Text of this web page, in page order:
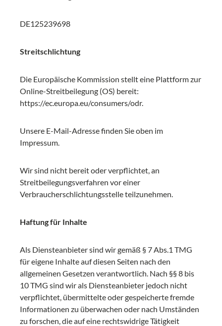
DE125239698
Streitschlichtung
Die Europäische Kommission stellt eine Plattform zur
Online-Streitbeilegung (OS) bereit:
https://ec.europa.eu/consumers/odr.
Unsere E-Mail-Adresse finden Sie oben im
Impressum.
Wir sind nicht bereit oder verpflichtet, an
Streitbeilegungsverfahren vor einer
Verbraucherschlichtungsstelle teilzunehmen.
Haftung für Inhalte
Als Diensteanbieter sind wir gemäß § 7 Abs.1 TMG
für eigene Inhalte auf diesen Seiten nach den
allgemeinen Gesetzen verantwortlich. Nach §§ 8 bis
10 TMG sind wir als Diensteanbieter jedoch nicht
verpflichtet, übermittelte oder gespeicherte fremde
Informationen zu überwachen oder nach Umständen
zu forschen, die auf eine rechtswidrige Tätigkeit